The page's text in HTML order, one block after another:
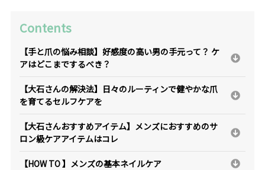
Contents
【手と爪の悩み相談】好感度の高い男の手元って？ ケ
アはどこまでするべき？
【大石さんの解決法】日々のルーティンで健やかな爪
を育てるセルフケアを
【大石さんおすすめアイテム】メンズにおすすめのサ
ロン級ケアアイテムはコレ
【HOW TO 】メンズの基本ネイルケア